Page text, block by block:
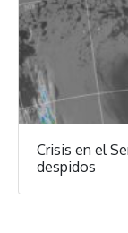
Crisis en el
despidos